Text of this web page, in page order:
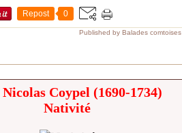
Repost 0
Published by Balades comtoises
Coypel (1690-1734)
Nativité